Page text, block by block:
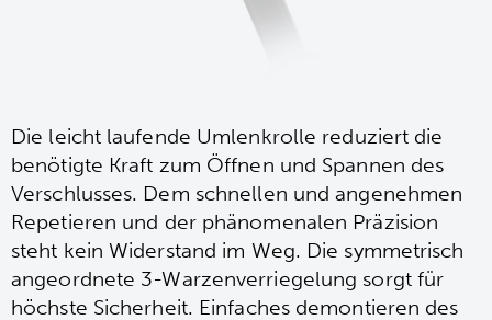
Die leicht laufende Umlenkrolle reduziert die
benötigte Kraft zum Öffnen und Spannen des
Verschlusses. Dem schnellen und angenehmen
Repetieren und der phänomenalen Präzision
steht kein Widerstand im Weg. Die symmetrisch
angeordnete 3-Warzenverriegelung sorgt für
höchste Sicherheit. Einfaches demontieren des